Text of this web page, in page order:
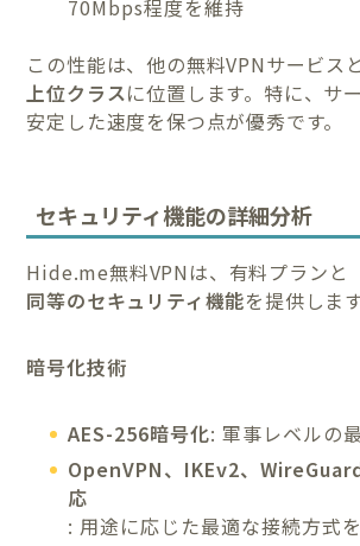
70Mbps程度を維持
この性能は、他の無料VPNサービス
上位クラスに位置します。特に、サ
安定した速度を保つ点が優秀です。
セキュリティ機能の詳細分析
Hide.me無料VPNは、有料プランと
同等のセキュリティ機能を提供しま
暗号化技術
AES-256暗号化: 軍事レベルの
OpenVPN、IKEv2、
応
: 用途に応じた最適な接続方式